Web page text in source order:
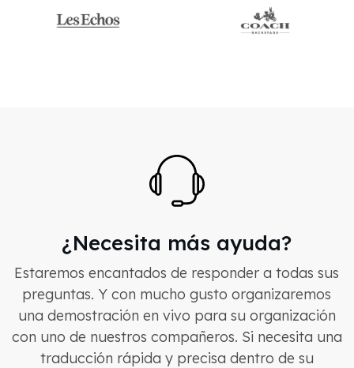
¿Necesita más ayuda?
Estaremos encantados de responder a todas sus
preguntas. Y con mucho gusto organizaremos
una demostración en vivo para su organización
con uno de nuestros compañeros. Si necesita una
traducción rápida y precisa dentro de su